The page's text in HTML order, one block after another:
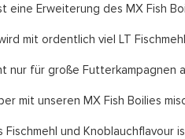
eine Erweiterung des MX Fish
mit ordentlich viel LT
nur für große Futterkampagnen
mit unseren MX Fish Boilies
Fischmehl und